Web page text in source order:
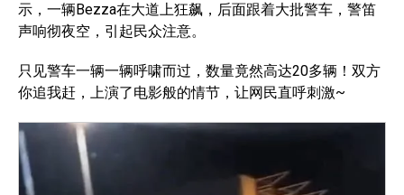
示，一辆Bezza在大道上狂飙，后面跟着大批警车，警笛
声响彻夜空，引起民众注意。
只见警车一辆一辆呼啸而过，数量竟然高达20多辆！双方
你追我赶，上演了电影般的情节，让网民直呼刺激~